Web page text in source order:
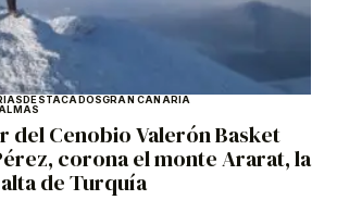
DESTACADOSGRAN CANARIA
del Cenobio Valerón Basket
corona el monte Ararat, la
de Turquía